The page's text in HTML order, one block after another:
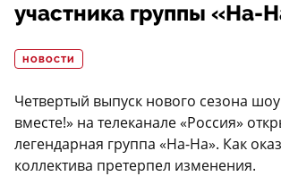
участника группы «На-
НОВОСТИ
Четвертый выпуск нового сезона
вместе!» на телеканале «Россия»
легендарная группа «На-На». Как
коллектива претерпел изменения.